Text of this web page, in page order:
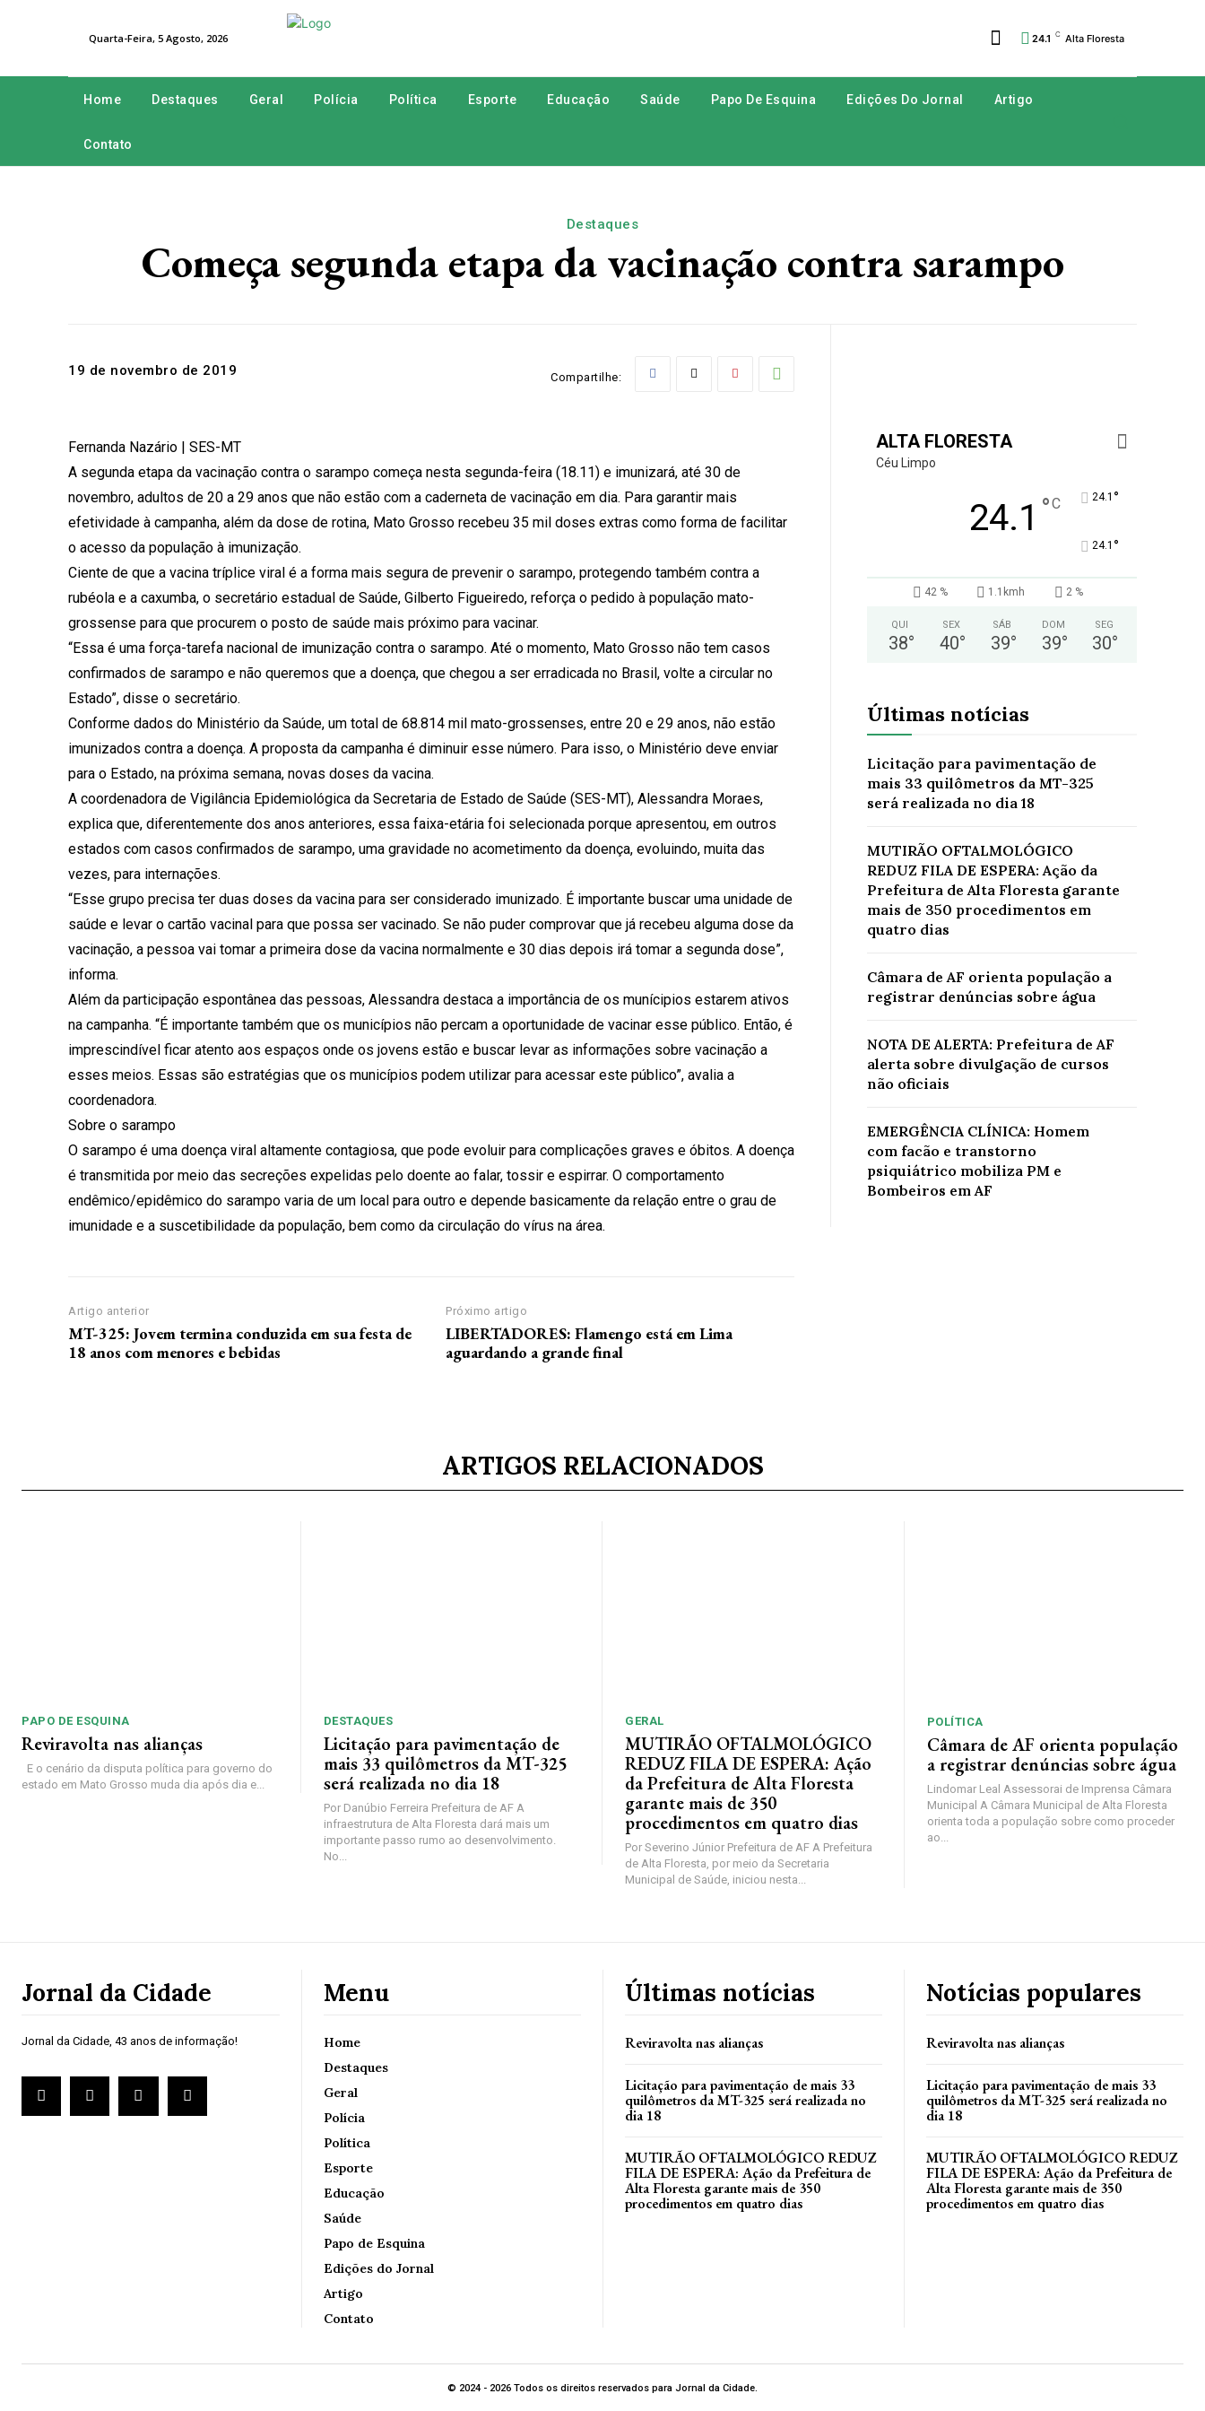
Quarta-Feira, 5 Agosto, 2026 24.1 C Alta Floresta
Home Destaques Geral Polícia Política Esporte Educação Saúde Papo De Esquina Edições Do Jornal Artigo
Contato
Destaques
Começa segunda etapa da vacinação contra sarampo
19 de novembro de 2019 Compartilhe:
Fernanda Nazário | SES-MT
A segunda etapa da vacinação contra o sarampo começa nesta segunda-feira (18.11) e imunizará, até 30 de
novembro, adultos de 20 a 29 anos que não estão com a caderneta de vacinação em dia. Para garantir mais
efetividade à campanha, além da dose de rotina, Mato Grosso recebeu 35 mil doses extras como forma de facilitar
o acesso da população à imunização.
Ciente de que a vacina tríplice viral é a forma mais segura de prevenir o sarampo, protegendo também contra a
rubéola e a caxumba, o secretário estadual de Saúde, Gilberto Figueiredo, reforça o pedido à população mato-
grossense para que procurem o posto de saúde mais próximo para vacinar.
“Essa é uma força-tarefa nacional de imunização contra o sarampo. Até o momento, Mato Grosso não tem casos
confirmados de sarampo e não queremos que a doença, que chegou a ser erradicada no Brasil, volte a circular no
Estado”, disse o secretário.
Conforme dados do Ministério da Saúde, um total de 68.814 mil mato-grossenses, entre 20 e 29 anos, não estão
imunizados contra a doença. A proposta da campanha é diminuir esse número. Para isso, o Ministério deve enviar
para o Estado, na próxima semana, novas doses da vacina.
A coordenadora de Vigilância Epidemiológica da Secretaria de Estado de Saúde (SES-MT), Alessandra Moraes,
explica que, diferentemente dos anos anteriores, essa faixa-etária foi selecionada porque apresentou, em outros
estados com casos confirmados de sarampo, uma gravidade no acometimento da doença, evoluindo, muita das
vezes, para internações.
“Esse grupo precisa ter duas doses da vacina para ser considerado imunizado. É importante buscar uma unidade de
saúde e levar o cartão vacinal para que possa ser vacinado. Se não puder comprovar que já recebeu alguma dose da
vacinação, a pessoa vai tomar a primeira dose da vacina normalmente e 30 dias depois irá tomar a segunda dose”,
informa.
Além da participação espontânea das pessoas, Alessandra destaca a importância de os munícipios estarem ativos
na campanha. “É importante também que os municípios não percam a oportunidade de vacinar esse público. Então, é
imprescindível ficar atento aos espaços onde os jovens estão e buscar levar as informações sobre vacinação a
esses meios. Essas são estratégias que os municípios podem utilizar para acessar este público”, avalia a
coordenadora.
Sobre o sarampo
O sarampo é uma doença viral altamente contagiosa, que pode evoluir para complicações graves e óbitos. A doença
é transmitida por meio das secreções expelidas pelo doente ao falar, tossir e espirrar. O comportamento
endêmico/epidêmico do sarampo varia de um local para outro e depende basicamente da relação entre o grau de
imunidade e a suscetibilidade da população, bem como da circulação do vírus na área.
Artigo anterior
MT-325: Jovem termina conduzida em sua festa de
18 anos com menores e bebidas
Próximo artigo
LIBERTADORES: Flamengo está em Lima
aguardando a grande final
ALTA FLORESTA
Céu Limpo
24.1 °C 24.1 °
24.1 °
42 % 1.1kmh 2 %
QUI
38°
SEX
40°
SÁB
39°
DOM
39°
SEG
30°
Últimas notícias
Licitação para pavimentação de
mais 33 quilômetros da MT-325
será realizada no dia 18
MUTIRÃO OFTALMOLÓGICO
REDUZ FILA DE ESPERA: Ação da
Prefeitura de Alta Floresta garante
mais de 350 procedimentos em
quatro dias
Câmara de AF orienta população a
registrar denúncias sobre água
NOTA DE ALERTA: Prefeitura de AF
alerta sobre divulgação de cursos
não oficiais
EMERGÊNCIA CLÍNICA: Homem
com facão e transtorno
psiquiátrico mobiliza PM e
Bombeiros em AF
ARTIGOS RELACIONADOS
PAPO DE ESQUINA
Reviravolta nas alianças
E o cenário da disputa política para governo do
estado em Mato Grosso muda dia após dia e...
DESTAQUES
Licitação para pavimentação de
mais 33 quilômetros da MT-325
será realizada no dia 18
Por Danúbio Ferreira Prefeitura de AF A
infraestrutura de Alta Floresta dará mais um
importante passo rumo ao desenvolvimento.
No...
GERAL
MUTIRÃO OFTALMOLÓGICO
REDUZ FILA DE ESPERA: Ação
da Prefeitura de Alta Floresta
garante mais de 350
procedimentos em quatro dias
Por Severino Júnior Prefeitura de AF A Prefeitura
de Alta Floresta, por meio da Secretaria
Municipal de Saúde, iniciou nesta...
POLÍTICA
Câmara de AF orienta população
a registrar denúncias sobre água
Lindomar Leal Assessorai de Imprensa Câmara
Municipal A Câmara Municipal de Alta Floresta
orienta toda a população sobre como proceder
ao...
Jornal da Cidade
Jornal da Cidade, 43 anos de informação!
Menu
Home
Destaques
Geral
Polícia
Política
Esporte
Educação
Saúde
Papo de Esquina
Edições do Jornal
Artigo
Contato
Últimas notícias
Reviravolta nas alianças
Licitação para pavimentação de mais 33
quilômetros da MT-325 será realizada no
dia 18
MUTIRÃO OFTALMOLÓGICO REDUZ
FILA DE ESPERA: Ação da Prefeitura de
Alta Floresta garante mais de 350
procedimentos em quatro dias
Notícias populares
Reviravolta nas alianças
Licitação para pavimentação de mais 33
quilômetros da MT-325 será realizada no
dia 18
MUTIRÃO OFTALMOLÓGICO REDUZ
FILA DE ESPERA: Ação da Prefeitura de
Alta Floresta garante mais de 350
procedimentos em quatro dias
© 2024 - 2026 Todos os direitos reservados para Jornal da Cidade.